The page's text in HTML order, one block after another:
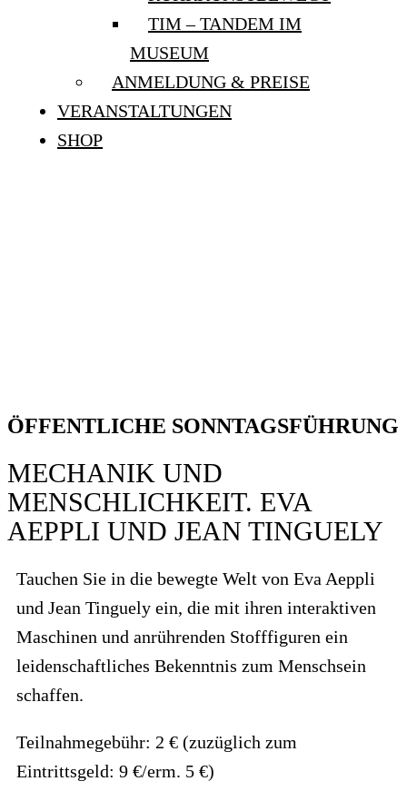
TIM – TANDEM IM
MUSEUM
ANMELDUNG & PREISE
VERANSTALTUNGEN
SHOP
ÖFFENTLICHE SONNTAGSFÜHRUNG
MECHANIK UND
MENSCHLICHKEIT. EVA
AEPPLI UND JEAN TINGUELY
Tauchen Sie in die bewegte Welt von Eva Aeppli
und Jean Tinguely ein, die mit ihren interaktiven
Maschinen und anrührenden Stofffiguren ein
leidenschaftliches Bekenntnis zum Menschsein
schaffen.
Teilnahmegebühr: 2 € (zuzüglich zum
Eintrittsgeld: 9 €/erm. 5 €)